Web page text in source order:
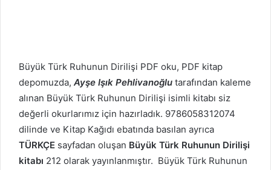
Büyük Türk Ruhunun Dirilişi PDF oku, PDF kitap
depomuzda, Ayşe Işık Pehlivanoğlu tarafından kaleme
alınan Büyük Türk Ruhunun Dirilişi isimli kitabı siz
değerli okurlarımız için hazırladık. 9786058312074
dilinde ve Kitap Kağıdı ebatında basılan ayrıca
TÜRKÇE sayfadan oluşan Büyük Türk Ruhunun Dirilişi
kitabı 212 olarak yayınlanmıştır. Büyük Türk Ruhunun